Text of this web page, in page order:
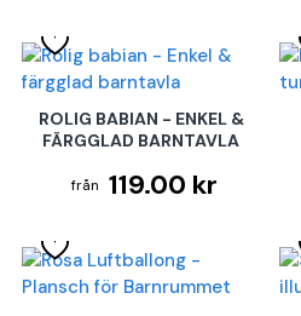
ROLIG BABIAN - ENKEL &
FÄRGGLAD BARNTAVLA
119.00 kr